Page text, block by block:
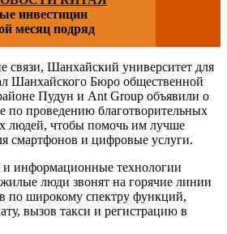
инвестиции
месяц подряд
связи, Шанхайский университет для
Шанхайского Бюро общественной
Пудун и Ant Group объявили о
по проведению благотворительных
людей, чтобы помочь им лучше
смартфонов и цифровые услуги.
информационные технологии
люди звонят на горячие линии
по широкому спектру функций,
вызов такси и регистрацию в